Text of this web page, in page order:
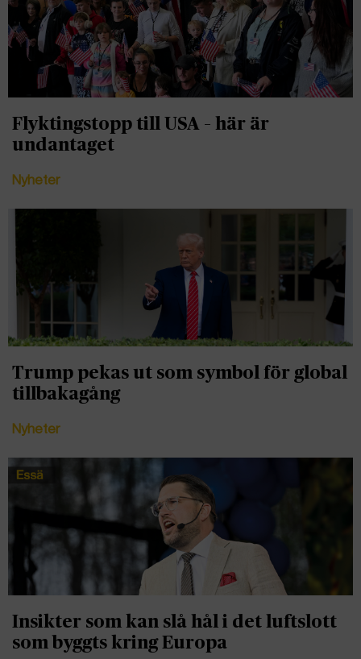
Flyktingstopp till USA – här är
undantaget
Nyheter
Trump pekas ut som symbol för global
tillbakagång
Nyheter
Insikter som kan slå hål i det luftslott
som byggts kring Europa